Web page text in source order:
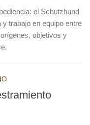
el Schutzhund
trabajo en equipo entre
objetivos y